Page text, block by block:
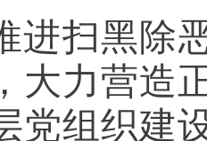
进扫黑除
大力营造
党组织建